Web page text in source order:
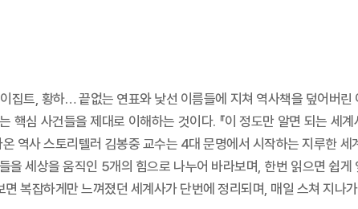
집트, 황하… 끝없는 연표와 낯선 이름들에 지쳐 역사책을 덮어버
심 사건들을 제대로 이해하는 것이다. 『이 정도만 알면 되는 세계
역사 스토리텔러 김봉중 교수는 4대 문명에서 시작하는 지루한
세상을 움직인 5개의 힘으로 나누어 바라보며, 한번 읽으면 쉽게
복잡하게만 느껴졌던 세계사가 단번에 정리되며, 매일 스쳐 지나